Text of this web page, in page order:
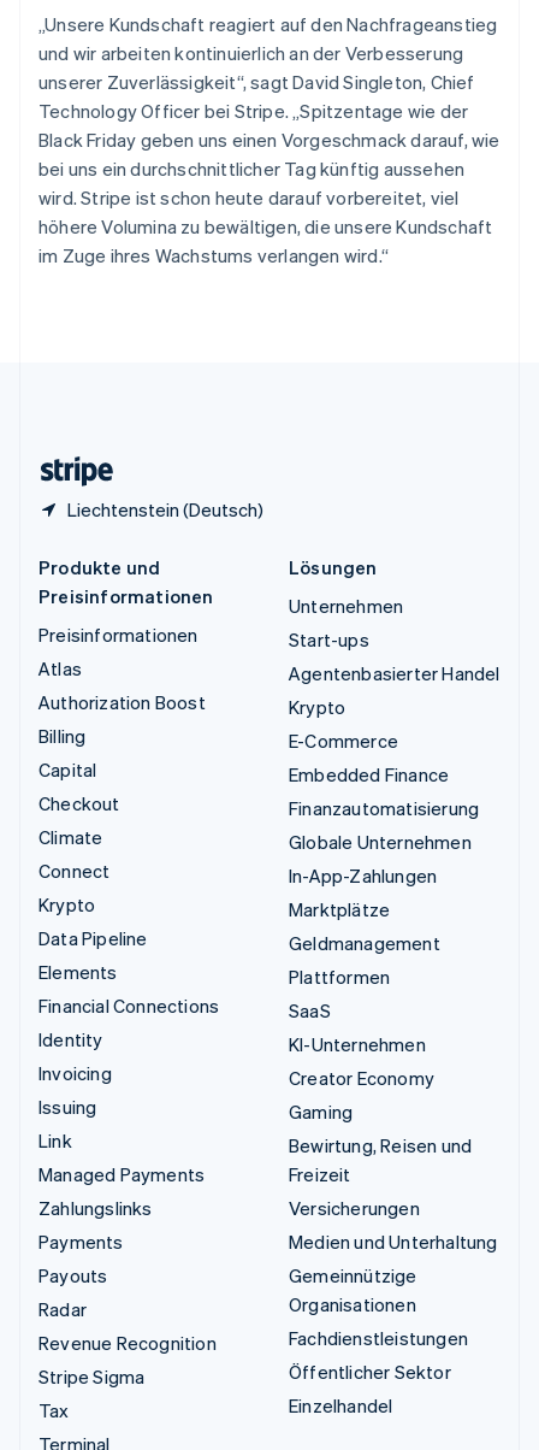
„Unsere Kundschaft reagiert auf den Nachfrageanstieg
und wir arbeiten kontinuierlich an der Verbesserung
unserer Zuverlässigkeit“, sagt David Singleton, Chief
Technology Officer bei Stripe. „Spitzentage wie der
Black Friday geben uns einen Vorgeschmack darauf, wie
bei uns ein durchschnittlicher Tag künftig aussehen
wird. Stripe ist schon heute darauf vorbereitet, viel
höhere Volumina zu bewältigen, die unsere Kundschaft
im Zuge ihres Wachstums verlangen wird.“
Liechtenstein (Deutsch)
Sonderverwaltungsregion Hongkong,
China
English简体中文
Spanien
EspañolEnglish
Thailand
ไทย English
Tschechische Republik
English
Ungarn
English
Produkte und
Preisinformationen
Preisinformationen
Atlas
Authorization Boost
Billing
Capital
Checkout
Climate
Connect
Krypto
Data Pipeline
Elements
Financial Connections
Identity
Invoicing
Issuing
Link
Managed Payments
Zahlungslinks
Payments
Payouts
Radar
Revenue Recognition
Stripe Sigma
Tax
Terminal
Lösungen
Unternehmen
Start-ups
Agentenbasierter Handel
Krypto
E-Commerce
Embedded Finance
Finanzautomatisierung
Globale Unternehmen
In-App-Zahlungen
Marktplätze
Geldmanagement
Plattformen
SaaS
KI-Unternehmen
Creator Economy
Gaming
Bewirtung, Reisen und
Freizeit
Versicherungen
Medien und Unterhaltung
Gemeinnützige
Organisationen
Fachdienstleistungen
Öffentlicher Sektor
Einzelhandel